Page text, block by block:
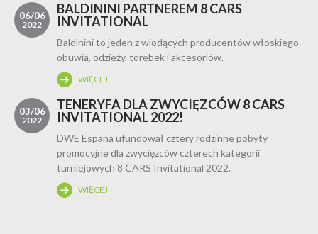
06/06
2022
BALDININI PARTNEREM 8 CARS
INVITATIONAL
Baldinini to jeden z wiodących producentów włoskiego
obuwia, odzieży, torebek i akcesoriów.
WIĘCEJ
03/06
2022
TENERYFA DLA ZWYCIĘZCÓW 8 CARS
INVITATIONAL 2022!
DWE Espana ufundował cztery rodzinne pobyty
promocyjne dla zwycięzców czterech kategorii
turniejowych 8 CARS Invitational 2022.
WIĘCEJ